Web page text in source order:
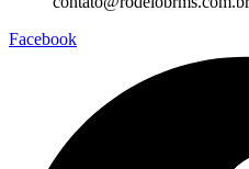
Facebook